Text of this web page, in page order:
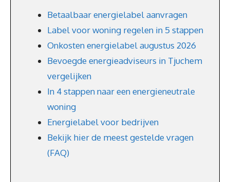
Betaalbaar energielabel aanvragen
Label voor woning regelen in 5 stappen
Onkosten energielabel augustus 2026
Bevoegde energieadviseurs in Tjuchem
vergelijken
In 4 stappen naar een energieneutrale
woning
Energielabel voor bedrijven
Bekijk hier de meest gestelde vragen
(FAQ)